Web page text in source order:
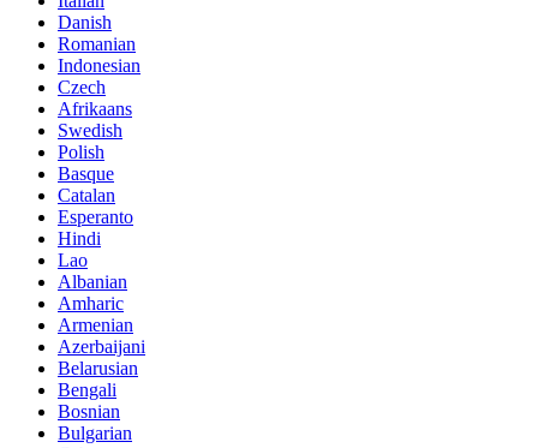
Danish
Romanian
Indonesian
Czech
Afrikaans
Swedish
Polish
Basque
Catalan
Esperanto
Hindi
Lao
Albanian
Amharic
Armenian
Azerbaijani
Belarusian
Bengali
Bosnian
Bulgarian